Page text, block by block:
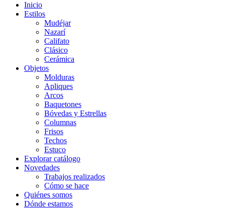
Inicio
Estilos
Mudéjar
Nazarí
Califato
Clásico
Cerámica
Objetos
Molduras
Apliques
Arcos
Baquetones
Bóvedas y Estrellas
Columnas
Frisos
Techos
Estuco
Explorar catálogo
Novedades
Trabajos realizados
Cómo se hace
Quiénes somos
Dónde estamos